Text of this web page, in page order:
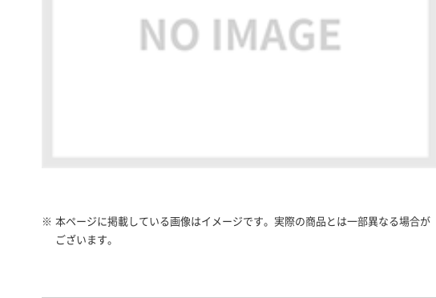
※ 本ページに掲載している画像はイメージです。実際の商品とは一部異なる場合が
ございます。